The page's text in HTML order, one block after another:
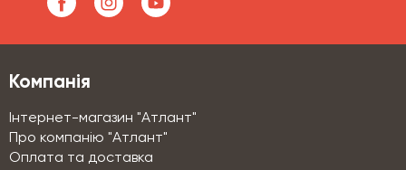
Компанія
Інтернет-магазин "Атлант"
Про компанію "Атлант"
Оплата та доставка